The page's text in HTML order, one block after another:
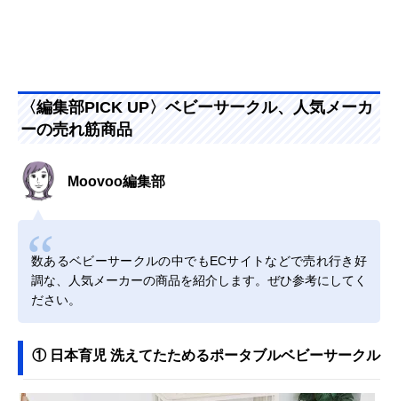
〈編集部PICK UP〉ベビーサークル、人気メーカ
ーの売れ筋商品
Moovoo編集部
数あるベビーサークルの中でもECサイトなどで売れ行き好
調な、人気メーカーの商品を紹介します。ぜひ参考にしてく
ださい。
① 日本育児 洗えてたためるポータブルベビーサークル